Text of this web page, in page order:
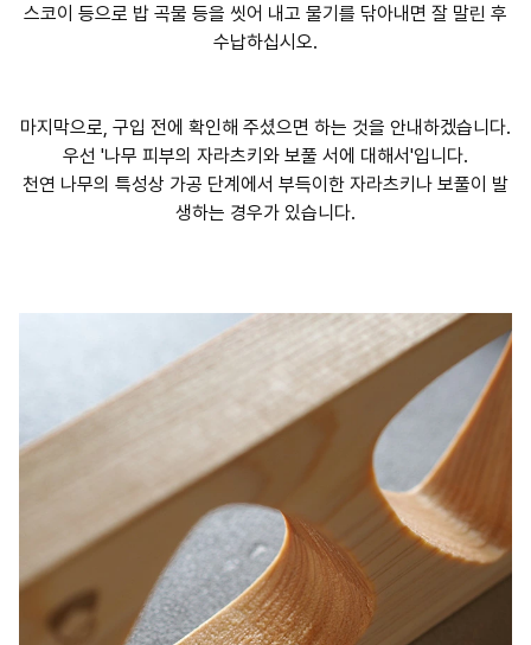
스코이 등으로 밥 곡물 등을 씻어 내고 물기를 닦아내면 잘 말린 후
수납하십시오.
마지막으로, 구입 전에 확인해 주셨으면 하는 것을 안내하겠습니다.
우선 '나무 피부의 자라츠키와 보풀 서에 대해서'입니다.
천연 나무의 특성상 가공 단계에서 부득이한 자라츠키나 보풀이 발
생하는 경우가 있습니다.